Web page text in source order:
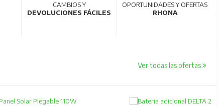
CAMBIOS Y
DEVOLUCIONES FÁCILES
OPORTUNIDADES Y OFERTAS
RHONA
Ver todas las ofertas